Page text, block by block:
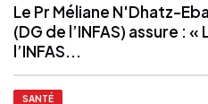
Le Pr Méliane N'Dhatz-
(DG de l’INFAS) assure :
l’INFAS...
SANTÉ